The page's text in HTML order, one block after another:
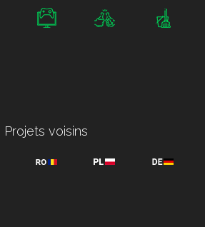
Projets voisins